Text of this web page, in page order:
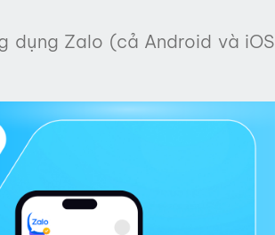
dụng Zalo (cả Android và iOS